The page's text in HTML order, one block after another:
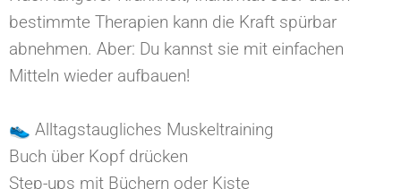
bestimmte Therapien kann die Kraft spürbar
abnehmen. Aber: Du kannst sie mit einfachen
Mitteln wieder aufbauen!⁠
👟 Alltagstaugliches Muskeltraining⁠
Buch über Kopf drücken⁠
Step-ups mit Büchern oder Kiste⁠